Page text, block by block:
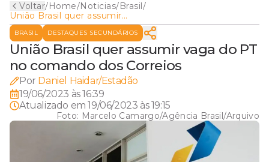
Voltar/Home/Noticias/Brasil/
União Brasil quer assumir
vaga do PT no comando dos
Correios
BRASIL DESTAQUES SECUNDÁRIOS
União Brasil quer assumir vaga do PT
no comando dos Correios
Por Daniel Haidar/Estadão
19/06/2023 às 16:39
Atualizado em19/06/2023 às 19:15
Foto: Marcelo Camargo/Agência Brasil/Arquivo